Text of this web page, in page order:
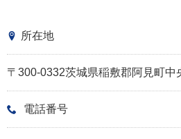
所在地
〒300-0332茨城県稲敷郡阿見町中
電話番号